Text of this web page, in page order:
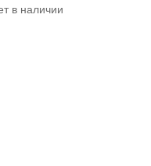
в наличии